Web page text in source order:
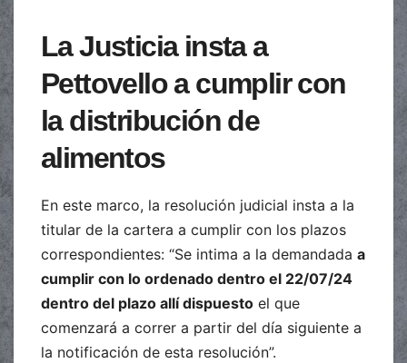
La Justicia insta a
Pettovello a cumplir con
la distribución de
alimentos
En este marco, la resolución judicial insta a la
titular de la cartera a cumplir con los plazos
correspondientes: “Se intima a la demandada a
cumplir con lo ordenado dentro el 22/07/24
dentro del plazo allí dispuesto el que
comenzará a correr a partir del día siguiente a
la notificación de esta resolución”.